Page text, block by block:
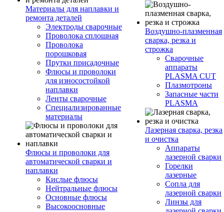
Материалы для наплавки и
ремонта деталей
Электроды сварочные
Проволока сплошная
Проволока
порошковая
Прутки присадочные
Флюсы и проволоки
для износостойкой
наплавки
Ленты сварочные
Специализированные
материалы
Флюсы и проволоки для
автоматической сварки и
наплавки
Кислые флюсы
Нейтральные флюсы
Основные флюсы
Высокоосновные
Воздушно-плазменная
сварка, резка и
строжка
Сварочные
аппараты
PLASMA CUT
Плазмотроны
Запасные части
PLASMA
Лазерная сварка, резка
и очистка
Аппараты
лазерной сварки
Горелки
лазерные
Сопла для
лазерной сварки
Линзы для